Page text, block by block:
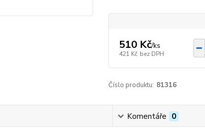
510 Kč/ks
421 Kč bez DPH
Číslo produktu: 81316
Komentáře 0